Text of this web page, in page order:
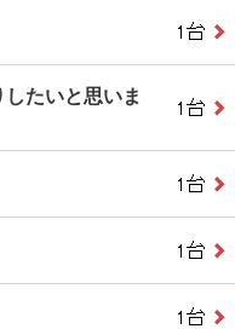
たいと思いま